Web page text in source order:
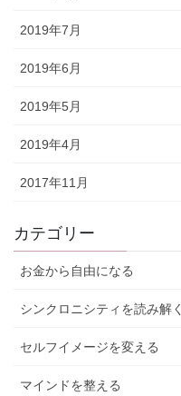
2019年7月
2019年6月
2019年5月
2019年4月
2017年11月
カテゴリー
お金から自由になる
シンクロニシティを読み解く
セルフイメージを変える
マインドを整える